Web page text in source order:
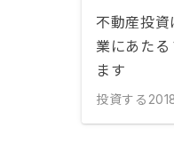
不動産投
業にあた
ます
投資する